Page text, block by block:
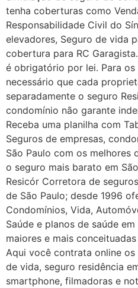
tenha coberturas como
Responsabilidade Civil do
elevadores, Seguro de vida
cobertura para RC
é obrigatório por lei. Para
necessário que cada
separadamente o seguro
condomínio não garante
Receba uma planilha com
Seguros de empresas,
São Paulo com os melhores
o seguro mais barato em
Resicór Corretora de
de São Paulo; desde 1996
Condomínios, Vida,
Saúde e planos de saúde
maiores e mais
Aqui você contrata online os
de vida, seguro residência
smartphone, filmadoras e